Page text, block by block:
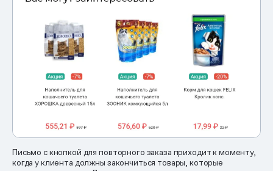
Письмо с кнопкой для повторного заказа приходит к моменту,
когда у клиента должны закончиться товары, которые